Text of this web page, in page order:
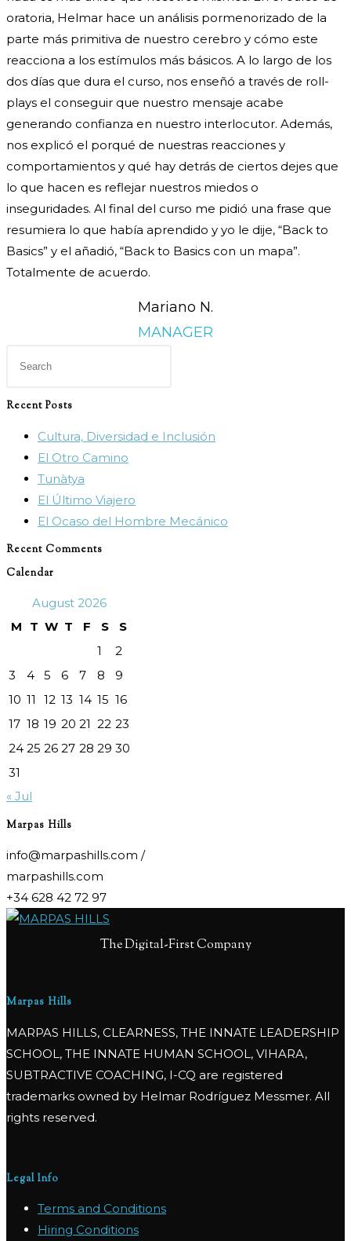
oratoria, Helmar hace un análisis pormenorizado de la
parte más primitiva de nuestro cerebro y cómo este
reacciona a los estímulos más básicos. A lo largo de los
dos días que dura el curso, nos enseñó a través de roll-
plays el conseguir que nuestro mensaje acabe
generando confianza en nuestro interlocutor. Además,
nos explicó el porqué de nuestras reacciones y
comportamientos y qué hay detrás de ciertos dejes que
lo que hacen es reflejar nuestros miedos o
inseguridades. Al final del curso me pidió una frase que
resumiera lo que había aprendido y yo le dije, “Back to
Basics” y el añadió, “Back to Basics con un mapa”.
Totalmente de acuerdo.
Mariano N.
MANAGER
the
Recent Posts
Cultura, Diversidad e Inclusión
El Otro Camino
Tunàtya
El Último Viajero
El Ocaso del Hombre Mecánico
Recent Comments
Calendar
August 2026
M
T W T F S
S
1
2
3
4 5 6 7 8
9
10 11 12 13 14 15 16
17 18 19 20 21 22 23
24 25 26 27 28 29 30
31
« Jul
Marpas Hills
info@marpashills.com /
marpashills.com
+34 628 42 72 97
The Digital-First Company
Marpas Hills
MARPAS HILLS, CLEARNESS, THE INNATE LEADERSHIP
SCHOOL, THE INNATE HUMAN SCHOOL, VIHARA,
SUBTRACTIVE COACHING, I-CQ are registered
trademarks owned by Helmar Rodríguez Messmer. All
rights reserved.
Legal Info
Terms and Conditions
Hiring Conditions